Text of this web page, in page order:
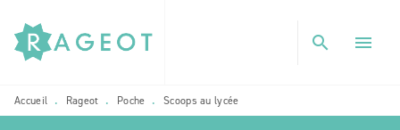
MENU RECHERCHE
PIED DE PAGE
search menu
Accueil • Rageot • Poche • Scoops au lycée